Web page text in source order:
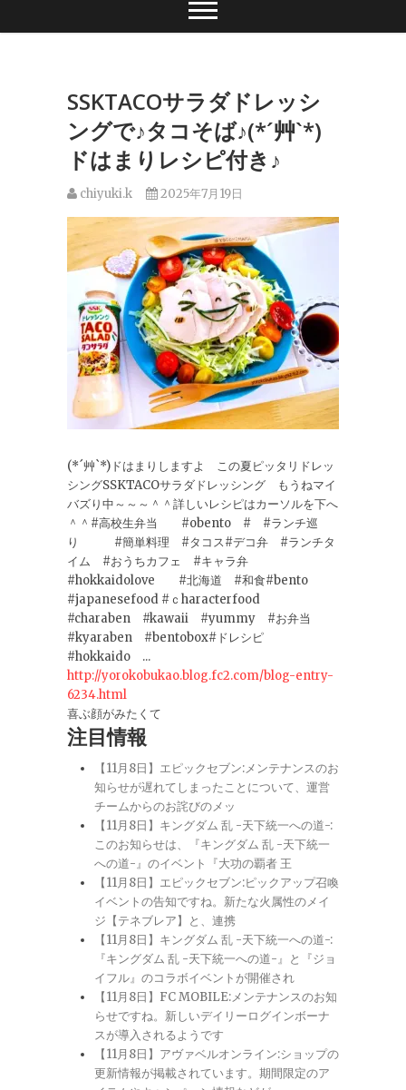
SSKTACOサラダドレッシ
ングで♪タコそば♪(*´艸`*)
ドはまりレシピ付き♪
chiyuki.k 2025年7月19日
(*´艸`*)ドはまりしますよ この夏ピッタリドレッ
シングSSKTACOサラダドレッシング もうねマイ
バズり中～～～＾＾詳しいレシピはカーソルを下へ
＾＾#高校生弁当 #obento # #ランチ巡
り #簡単料理 #タコス#デコ弁 #ランチタ
イム #おうちカフェ #キャラ弁
#hokkaidolove #北海道 #和食#bento
#japanesefood #ｃharacterfood
#charaben #kawaii #yummy #お弁当
#kyaraben #bentobox#ドレシピ
#hokkaido ...
http://yorokobukao.blog.fc2.com/blog-entry-
6234.html
喜ぶ顔がみたくて
注目情報
【11月8日】エピックセブン:メンテナンスのお
知らせが遅れてしまったことについて、運営
チームからのお詫びのメッ
【11月8日】キングダム 乱 -天下統一への道-:
このお知らせは、『キングダム 乱 -天下統一
への道-』のイベント『大功の覇者 王
【11月8日】エピックセブン:ピックアップ召喚
イベントの告知ですね。新たな火属性のメイ
ジ【テネブレア】と、連携
【11月8日】キングダム 乱 -天下統一への道-:
『キングダム 乱 -天下統一への道-』と『ジョ
イフル』のコラボイベントが開催され
【11月8日】FC MOBILE:メンテナンスのお知
らせですね。新しいデイリーログインボーナ
スが導入されるようです
【11月8日】アヴァベルオンライン:ショップの
更新情報が掲載されています。期間限定のア